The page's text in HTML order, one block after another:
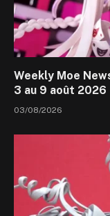
Weekly Moe
3 au 9 août 2026
03/08/2026